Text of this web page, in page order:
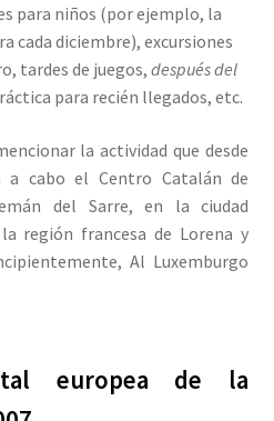
para niños (por ejemplo, la
cada diciembre), excursiones
tardes de juegos, después del
para recién llegados, etc.
la actividad que desde
a cabo el Centro Catalán de
del Sarre, en la ciudad
región francesa de Lorena y
Al Luxemburgo
europea de la